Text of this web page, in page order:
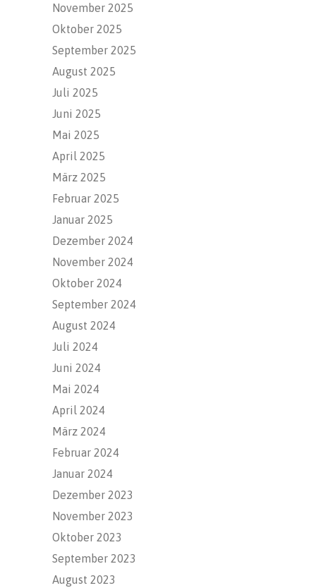
November 2025
Oktober 2025
September 2025
August 2025
Juli 2025
Juni 2025
Mai 2025
April 2025
März 2025
Februar 2025
Januar 2025
Dezember 2024
November 2024
Oktober 2024
September 2024
August 2024
Juli 2024
Juni 2024
Mai 2024
April 2024
März 2024
Februar 2024
Januar 2024
Dezember 2023
November 2023
Oktober 2023
September 2023
August 2023